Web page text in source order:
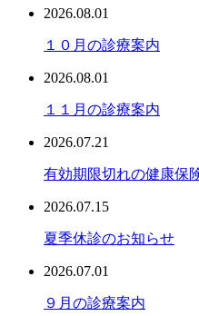
2026.08.01
１０月の診療案内
2026.08.01
１１月の診療案内
2026.07.21
有効期限切れの健康保
2026.07.15
夏季休診のお知らせ
2026.07.01
９月の診療案内